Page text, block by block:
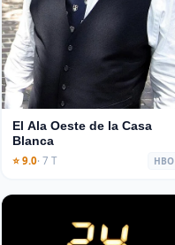
El Ala Oeste de la Casa
Blanca
⭐ 9.0· 7 T HBO